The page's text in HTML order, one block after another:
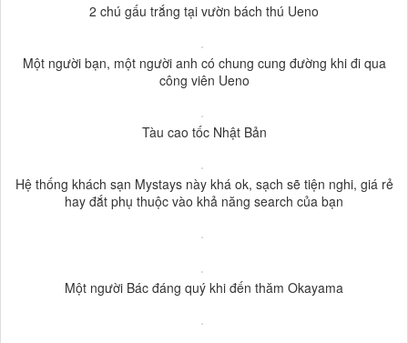
2 chú gấu trắng tại vườn bách thú Ueno
Một người bạn, một người anh có chung cung đường khi đi qua
công viên Ueno
Tàu cao tốc Nhật Bản
Hệ thống khách sạn Mystays này khá ok, sạch sẽ tiện nghi, giá rẻ
hay đắt phụ thuộc vào khả năng search của bạn
Một người Bác đáng quý khi đến thăm Okayama